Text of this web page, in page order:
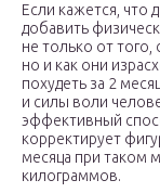
Если кажется, что
добавить
не только от того,
но и как они
похудеть за 2
и силы воли
эффективный
корректирует
месяца при таком
килограммов.